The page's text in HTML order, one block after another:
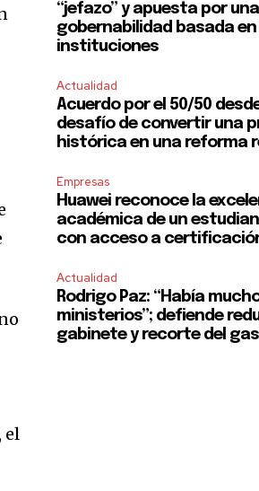
el
“jefazo” y apuesta por
gobernabilidad basada en
instituciones
Actualidad
Acuerdo por el 50/50
desafío de convertir una
histórica en una reforma
Empresas
Huawei reconoce la
académica de un
con acceso a
Actualidad
Rodrigo Paz: “Había
ministerios”; defiende
gabinete y recorte del